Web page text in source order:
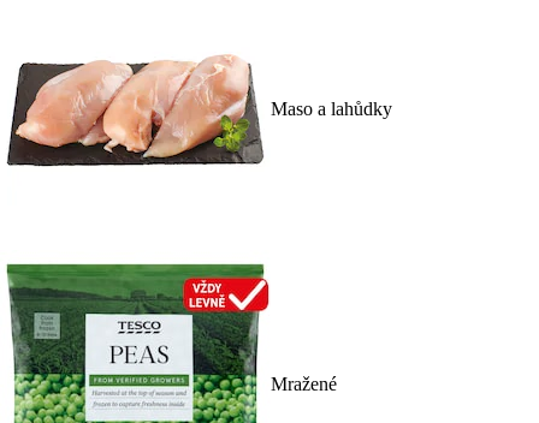
Maso a lahůdky
Mražené